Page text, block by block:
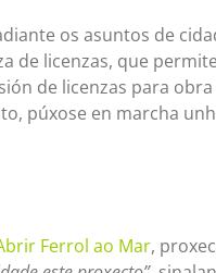
os asuntos de
de licenzas, que
de licenzas para
púxose en marcha
Ferrol ao Mar,